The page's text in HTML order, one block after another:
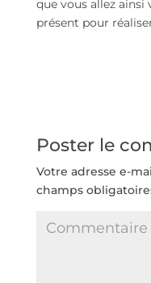
que vous allez
présent pour
Poster le
Votre adresse e-
champs